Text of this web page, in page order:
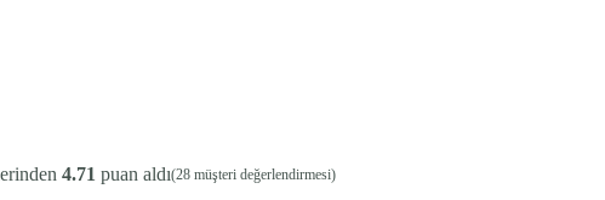
4.71 puan aldı(28müşteri değerlendirmesi)